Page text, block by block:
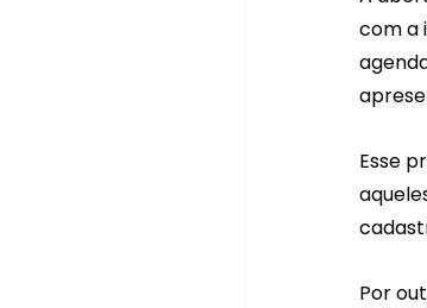
com a
Esse
Por